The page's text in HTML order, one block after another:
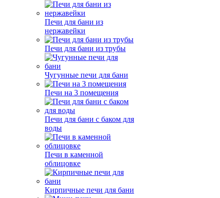
Печи для бани из
нержавейки
Печи для бани из трубы
Чугунные печи для бани
Печи на 3 помещения
Печи для бани с баком для
воды
Печи в каменной
облицовке
Кирпичные печи для бани